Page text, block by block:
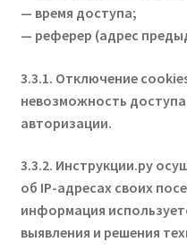
— время доступа;
— реферер (адрес
3.3.1. Отключение
невозможность доступа
авторизации.
3.3.2. Инструкции.ру
об IP-адресах своих
информация
выявления и решения